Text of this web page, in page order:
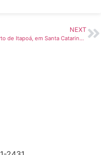
NEXT
Porto de Itapoá, em Santa Catarina, é liberado – Guia Marítimo